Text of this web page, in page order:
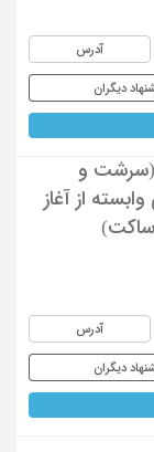
آدرس
دیگران
(سرشت و
از آغاز
آدرس
دیگران